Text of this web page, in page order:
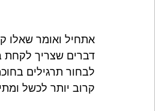
אתחיל ואומר שאלו
דברים שצריך לקחת
לבחור תרגילים
קרוב יותר לכשל